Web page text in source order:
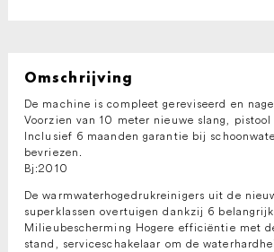
Omschrijving
De machine is compleet gereviseerd en
Voorzien van 10 meter nieuwe slang, pistool
Inclusief 6 maanden garantie bij
bevriezen.
Bj:2010
De warmwaterhogedrukreinigers uit de
superklassen overtuigen dankzij 6
Milieubescherming Hogere efficiëntie met
stand, serviceschakelaar om de